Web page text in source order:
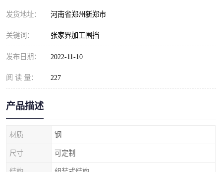
发货地址： 河南省郑州新郑市
关键词： 张家界加工围挡
发布日期： 2022-11-10
阅 读 量： 227
产品描述
材质 钢
尺寸 可定制